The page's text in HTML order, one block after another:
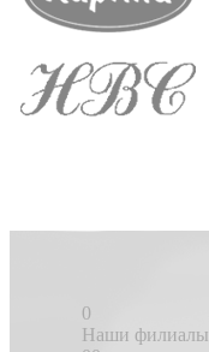
0
Наши филиалы